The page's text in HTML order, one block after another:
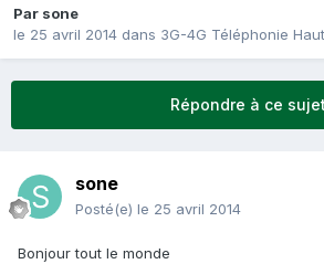
Par sone
le 25 avril 2014 dans 3G-4G Téléphonie
Répondre à ce sujet
sone
Posté(e) le 25 avril 2014
Bonjour tout le monde